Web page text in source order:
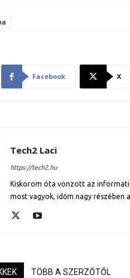
Facebook X
Tech2 Laci
https://tech2.hu
Kiskorom óta vonzott az
most vagyok, időm nagy részében
TÖBB A SZERZŐTŐL